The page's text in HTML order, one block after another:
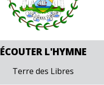
ÉCOUTER L'HYMNE
Terre des Libres